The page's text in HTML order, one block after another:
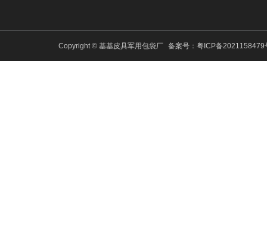
Copyright © 基基皮具军用包袋厂 备案号： 粤ICP备2021158479